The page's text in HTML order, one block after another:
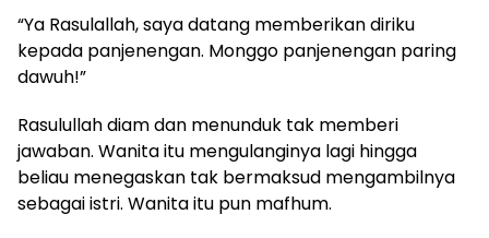
“Ya Rasulallah, saya datang memberikan diriku
kepada panjenengan. Monggo panjenengan paring
dawuh!”
Rasulullah diam dan menunduk tak memberi
jawaban. Wanita itu mengulanginya lagi hingga
beliau menegaskan tak bermaksud mengambilnya
sebagai istri. Wanita itu pun mafhum.